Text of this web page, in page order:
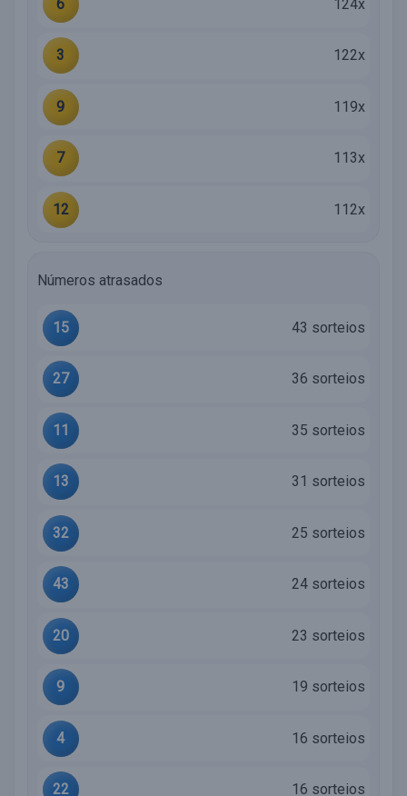
6 124x
3 122x
9 119x
7 113x
12 112x
Números atrasados
15 43 sorteios
27 36 sorteios
11 35 sorteios
13 31 sorteios
32 25 sorteios
43 24 sorteios
20 23 sorteios
9 19 sorteios
4 16 sorteios
22 16 sorteios